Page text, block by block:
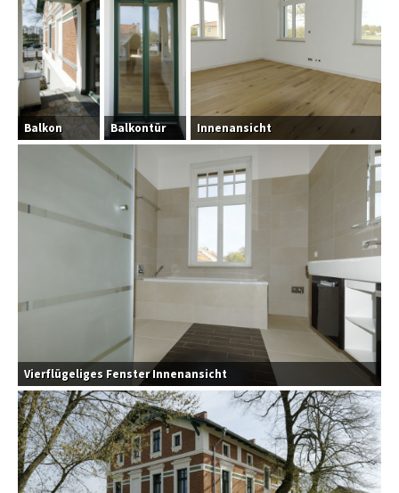
Balkon Balkontür Innenansicht
Vierflügeliges Fenster Innenansicht